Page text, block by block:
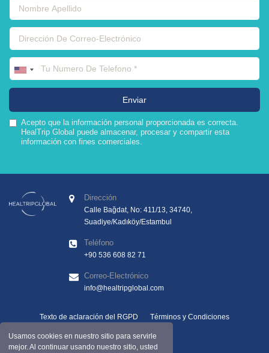
Usamos cookies en nuestro sitio para servirle
mejor. Al continuar usando nuestro sitio, usted
Acepto que la información personal proporcionada es correcta.
HealTrip Global puede almacenar, procesar y compartir esta
información con fines comerciales.
Dirección
Calle Bağdat, No: 411/13, 34740,
Suadiye/Kadıköy/Estambul
Teléfono
+90 536 608 82 71
Correo-Electrónico
info@healtripglobal.com
Texto de aclaración del RGPD
Términos y Condiciones
Política de Cookies